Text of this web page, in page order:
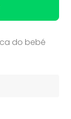
do bebé